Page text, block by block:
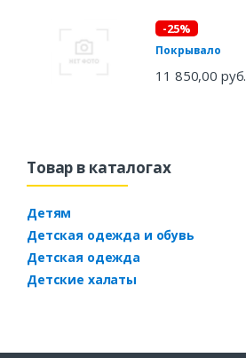
-25%
Покрывало
11 850,00 руб.
Товар в каталогах
Детям
Детская одежда и обувь
Детская одежда
Детские халаты